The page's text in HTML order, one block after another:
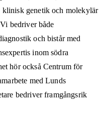
klinisk genetik och molekylär
bedriver både
och bistår med
inom södra
hör också Centrum för
med Lunds
bedriver framgångsrik